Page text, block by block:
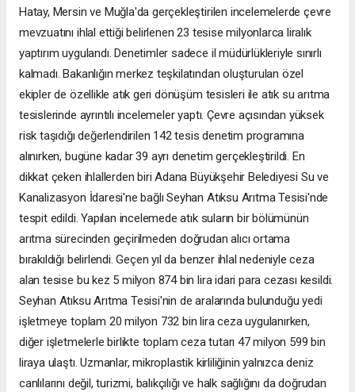
Hatay, Mersin ve Muğla'da gerçekleştirilen incelemelerde çevre
mevzuatını ihlal ettiği belirlenen 23 tesise milyonlarca liralık
yaptırım uygulandı. Denetimler sadece il müdürlükleriyle sınırlı
kalmadı. Bakanlığın merkez teşkilatından oluşturulan özel
ekipler de özellikle atık geri dönüşüm tesisleri ile atık su arıtma
tesislerinde ayrıntılı incelemeler yaptı. Çevre açısından yüksek
risk taşıdığı değerlendirilen 142 tesis denetim programına
alınırken, bugüne kadar 39 ayrı denetim gerçekleştirildi. En
dikkat çeken ihlallerden biri Adana Büyükşehir Belediyesi Su ve
Kanalizasyon İdaresi'ne bağlı Seyhan Atıksu Arıtma Tesisi'nde
tespit edildi. Yapılan incelemede atık suların bir bölümünün
arıtma sürecinden geçirilmeden doğrudan alıcı ortama
bırakıldığı belirlendi. Geçen yıl da benzer ihlal nedeniyle ceza
alan tesise bu kez 5 milyon 874 bin lira idari para cezası kesildi.
Seyhan Atıksu Arıtma Tesisi'nin de aralarında bulunduğu yedi
işletmeye toplam 20 milyon 732 bin lira ceza uygulanırken,
diğer işletmelerle birlikte toplam ceza tutarı 47 milyon 599 bin
liraya ulaştı. Uzmanlar, mikroplastik kirliliğinin yalnızca deniz
canlılarını değil, turizmi, balıkçılığı ve halk sağlığını da doğrudan